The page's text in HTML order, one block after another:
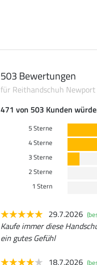
503 Bewertungen
für Reithandschuh Newport
471 von 503 Kunden
5 Sterne
4 Sterne
3 Sterne
2 Sterne
1 Stern
29.7.2026
Kaufe immer diese
ein gutes Gefühl
18.7.2026